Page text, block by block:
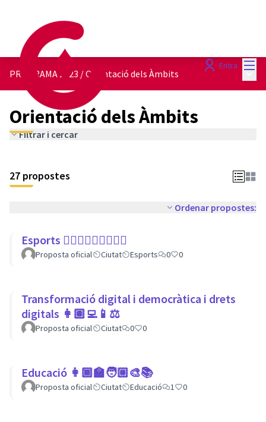
Entra
PROGRAMA 2023 /Orientació dels Àmbits
Orientació dels Àmbits
Filtrar i cercar
27 propostes
Ordenar propostes:
Esports 🏃🏾‍♀⛹🏼‍♀🏄🏼‍♂
Proposta oficial Ciutat Esports 0 0
Transformació digital i democràtica i drets
digitals 👩🏽‍💻📱⚖
Proposta oficial Ciutat 0 0
Educació 👩🏾‍🏫🧑🏼‍🎨📚
Proposta oficial Ciutat Educació 1 0